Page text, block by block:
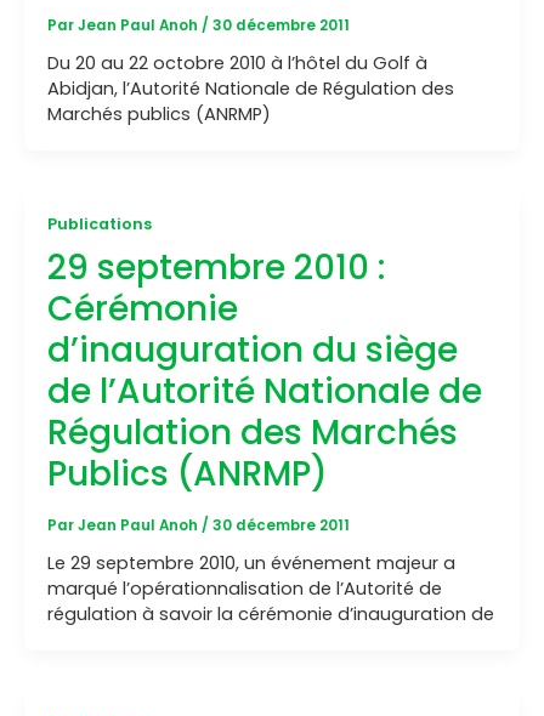
ParJean Paul Anoh /30 décembre 2011
Du 20 au 22 octobre 2010 à l’hôtel du Golf à
Abidjan, l’Autorité Nationale de Régulation des
Marchés publics (ANRMP)
Publications
29 septembre 2010 :
Cérémonie
d’inauguration du siège
de l’Autorité Nationale de
Régulation des Marchés
Publics (ANRMP)
ParJean Paul Anoh /30 décembre 2011
Le 29 septembre 2010, un événement majeur a
marqué l’opérationnalisation de l’Autorité de
régulation à savoir la cérémonie d’inauguration de